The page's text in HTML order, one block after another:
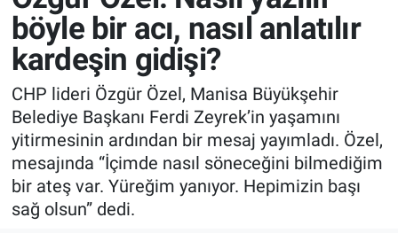
böyle bir acı, nasıl anlatılır
kardeşin gidişi?
CHP lideri Özgür Özel, Manisa Büyükşehir
Belediye Başkanı Ferdi Zeyrek’in yaşamını
yitirmesinin ardından bir mesaj yayımladı. Özel,
mesajında “İçimde nasıl söneceğini bilmediğim
bir ateş var. Yüreğim yanıyor. Hepimizin başı
sağ olsun” dedi.
Bilim ve Teknoloji Evreni
Doğa Konuşuyor
Dünya
Ege Saati
Ege'den Esintiler
Teknoloji
Sağlık
Spor
Yayın Akışı
İletişim
Süper Lig Puan Durumu ve Fikstür
Tüm Manşetler
Son Dakika Haberleri
Haber Arşivi